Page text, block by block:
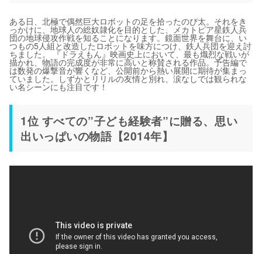
ある日、北極で偶然巨大ロボットの足を拾ったのび太。それをき
っかけに、地球人の総奴隷化を目的とした、メカトピア星鉄人兵
団の地球侵攻作戦を知ることになります。鏡面世界を舞台に、い
つもの5人組と改造したロボットを味方につけ、鉄人兵団を迎え討
ちました。 『ドラえもん』映画史上において、最も熾烈な戦いが
描かれ、物語の完成度が非常に高いと称賛される作品。予告編で
は数発の爆撃音が響くなど、公開前から熱い展開に期待が集まっ
ていました。しずかとリリルの友情と別れ、涙なしでは観られな
い名シーンにも注目です！
1位 すべての”子ども経験者”に贈る、思い
出いっぱいの物語【2014年】